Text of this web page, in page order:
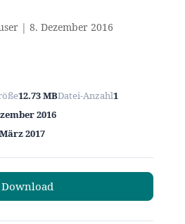
| 8. Dezember 2016
12.73 MBDatei-Anzahl1
2016
2017
Download